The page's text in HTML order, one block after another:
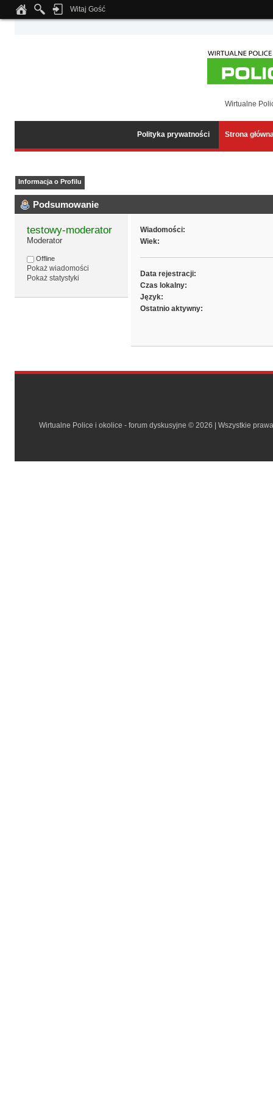
Notice: Undefined index: tapatalk_body_hook in
Witaj Gość
Wirtualne
Polityka prywatności Strona
Informacja o Profilu
Podsumowanie
testowy-moderator
Moderator
Offline
Pokaż wiadomości
Pokaż statystyki
Wiadomości:
Wiek:
Data rejestracji:
Czas lokalny:
Język:
Ostatnio aktywny:
Wirtualne Police i okolice - forum dyskusyjne © 2026 | Wszystkie